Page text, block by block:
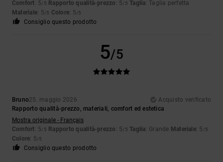
Comfort: 5/5 Rapporto qualità-prezzo : 5/5 Taglia: Taglia perfetta
Materiale: 5/5 Colore: 5/5
Consiglio questo prodotto
5/5
Bruno25. maggio 2026
Acquisto verificato
Rapporto qualità-prezzo, materiali, comfort ed estetica
Mostra originale - Français
Comfort: 5/5 Rapporto qualità-prezzo : 5/5 Taglia: Grande Materiale: 5 /5
Colore: 5/5
Consiglio questo prodotto